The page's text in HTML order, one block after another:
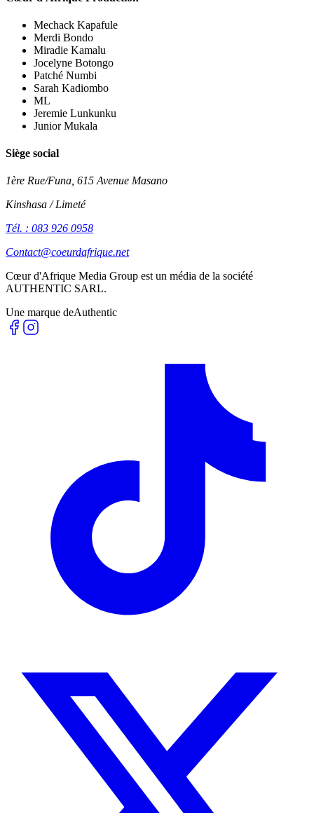
Mechack Kapafule
Merdi Bondo
Miradie Kamalu
Jocelyne Botongo
Patché Numbi
Sarah Kadiombo
ML
Jeremie Lunkunku
Junior Mukala
Siège social
1ère Rue/Funa, 615 Avenue Masano
Kinshasa / Limeté
Tél. : 083 926 0958
Contact@coeurdafrique.net
Cœur d'Afrique Media Group est un média de la société
AUTHENTIC SARL.
Une marque deAuthentic